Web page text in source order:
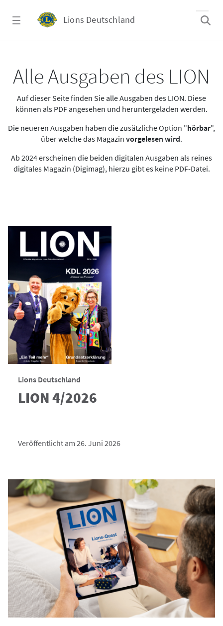
Lions Deutschland
Alle Ausgaben des LION
Auf dieser Seite finden Sie alle Ausgaben des LION. Diese
können als PDF angesehen und heruntergeladen werden.
Die neueren Ausgaben haben die zusätzliche Option "hörbar",
über welche das Magazin vorgelesen wird.
Ab 2024 erscheinen die beiden digitalen Ausgaben als reines
digitales Magazin (Digimag), hierzu gibt es keine PDF-Datei.
Lions Deutschland
LION 4/2026
Veröffentlicht am 26. Juni 2026